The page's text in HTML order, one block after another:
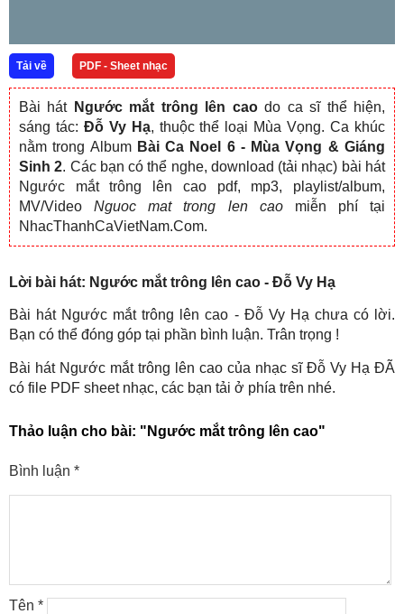
Tải về PDF - Sheet nhạc
Bài hát Ngước mắt trông lên caodo ca sĩ thể hiện,
sáng tác: Đỗ Vy Hạ, thuộc thể loại Mùa Vọng. Ca khúc
nằm trong Album Bài Ca Noel 6 - Mùa Vọng & Giáng
Sinh 2. Các bạn có thể nghe, download (tải nhạc) bài hát
Ngước mắt trông lên cao pdf, mp3, playlist/album,
MV/VideoNguoc mat trong len caomiễn phí tại
NhacThanhCaVietNam.Com.
Lời bài hát: Ngước mắt trông lên cao - Đỗ Vy Hạ
Bài hát Ngước mắt trông lên cao - Đỗ Vy Hạ chưa có lời.
Bạn có thể đóng góp tại phần bình luận. Trân trọng !
Bài hát Ngước mắt trông lên cao của nhạc sĩ Đỗ Vy Hạ ĐÃ
có file PDF sheet nhạc, các bạn tải ở phía trên nhé.
Thảo luận cho bài: "Ngước mắt trông lên cao"
Bình luận *
Tên *